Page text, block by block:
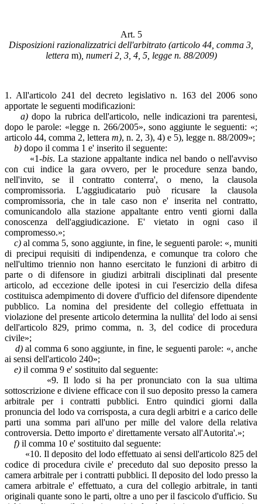
Art. 5
Disposizioni razionalizzatrici dell'arbitrato (articolo 44, comma 3,
lettera m), numeri 2, 3, 4, 5, legge n. 88/2009)
1. All'articolo 241 del decreto legislativo n. 163 del 2006 sono
apportate le seguenti modificazioni:
a)dopo la rubrica dell'articolo, nelle indicazioni tra parentesi,
dopo le parole: «legge n. 266/2005», sono aggiunte le seguenti: «;
articolo 44, comma 2, lettera m), n. 2, 3), 4) e 5), legge n. 88/2009»;
b) dopo il comma 1 e' inserito il seguente:
«1-bis. La stazione appaltante indica nel bando o nell'avviso
con cui indice la gara ovvero, per le procedure senza bando,
nell'invito, se il contratto conterra', o meno, la clausola
compromissoria. L'aggiudicatario può ricusare la clausola
compromissoria, che in tale caso non e' inserita nel contratto,
comunicandolo alla stazione appaltante entro venti giorni dalla
conoscenza dell'aggiudicazione. E' vietato in ogni caso il
compromesso.»;
c) al comma 5, sono aggiunte, in fine, le seguenti parole: «, muniti
di precipui requisiti di indipendenza, e comunque tra coloro che
nell'ultimo triennio non hanno esercitato le funzioni di arbitro di
parte o di difensore in giudizi arbitrali disciplinati dal presente
articolo, ad eccezione delle ipotesi in cui l'esercizio della difesa
costituisca adempimento di dovere d'ufficio del difensore dipendente
pubblico. La nomina del presidente del collegio effettuata in
violazione del presente articolo determina la nullita' del lodo ai sensi
dell'articolo 829, primo comma, n. 3, del codice di procedura
civile»;
d)al comma 6 sono aggiunte, in fine, le seguenti parole: «, anche
ai sensi dell'articolo 240»;
e) il comma 9 e' sostituito dal seguente:
«9. Il lodo si ha per pronunciato con la sua ultima
sottoscrizione e diviene efficace con il suo deposito presso la camera
arbitrale per i contratti pubblici. Entro quindici giorni dalla
pronuncia del lodo va corrisposta, a cura degli arbitri e a carico delle
parti una somma pari all'uno per mille del valore della relativa
controversia. Detto importo e' direttamente versato all'Autorita'.»;
f) il comma 10 e' sostituito dal seguente:
«10. Il deposito del lodo effettuato ai sensi dell'articolo 825 del
codice di procedura civile e' preceduto dal suo deposito presso la
camera arbitrale per i contratti pubblici. Il deposito del lodo presso la
camera arbitrale e' effettuato, a cura del collegio arbitrale, in tanti
originali quante sono le parti, oltre a uno per il fascicolo d'ufficio. Su